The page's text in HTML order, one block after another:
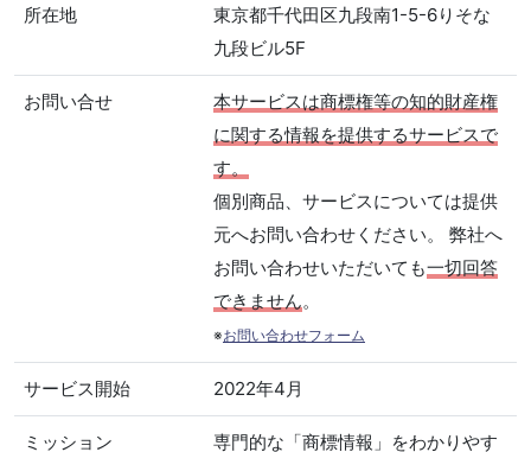
所在地
東京都千代田区九段南1-5-6りそな
九段ビル5F
お問い合せ
本サービスは商標権等の知的財産権
に関する情報を提供するサービスで
す。
個別商品、サービスについては提供
元へお問い合わせください。 弊社へ
お問い合わせいただいても一切回答
できません。
※お問い合わせフォーム
サービス開始 2022年4月
ミッション
専門的な「商標情報」をわかりやす